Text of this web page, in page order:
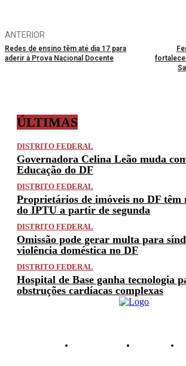
ANTERIOR
Redes de ensino têm até dia 17 para
aderir à Prova Nacional Docente
ÚLTIMAS
DISTRITO FEDERAL
Governadora Celina Leão muda
Educação do DF
DISTRITO FEDERAL
Proprietários de imóveis no DF têm
do IPTU a partir de segunda
DISTRITO FEDERAL
Omissão pode gerar multa para
violência doméstica no DF
DISTRITO FEDERAL
Hospital de Base ganha tecnologia
obstruções cardíacas complexas